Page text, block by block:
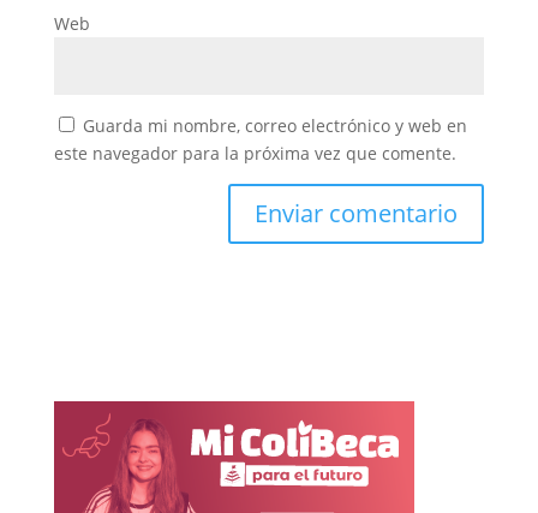
Web
Guarda mi nombre, correo electrónico y web en
este navegador para la próxima vez que comente.